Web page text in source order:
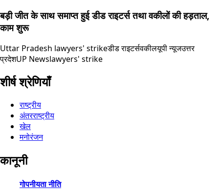
बड़ी जीत के साथ समाप्त हुई डीड राइटर्स तथा वकीलों की हड़ताल,
काम शुरू
Uttar Pradesh lawyers' strikeडीड राइटर्सवकीलयूपी न्यूजउत्तर
प्रदेशUP Newslawyers' strike
शीर्ष श्रेणियाँ
राष्ट्रीय
अंतरराष्ट्रीय
खेल
मनोरंजन
कानूनी
गोपनीयता नीति